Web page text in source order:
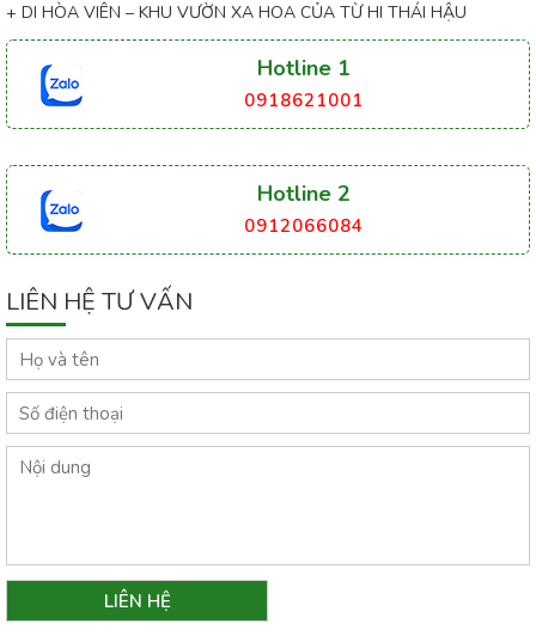
+ DI HÒA VIÊN – KHU VƯỜN XA HOA CỦA TỪ HI THÁI HẬU
Hotline 1
0918621001
Hotline 2
0912066084
LIÊN HỆ TƯ VẤN